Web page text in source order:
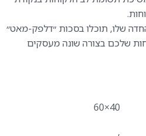
שלו, תוכלו בסכות ״דלפק-מאט״
שלכם בצורה שונה מעסקים
40×60
,